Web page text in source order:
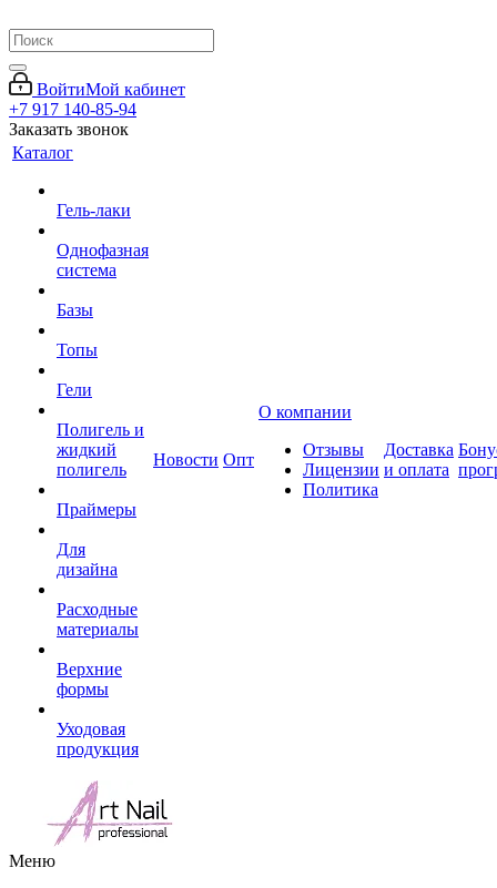
ВойтиМой кабинет
+7 917 140-85-94
Заказать звонок
Каталог
Гель-лаки
Однофазная
система
Базы
Топы
Гели
Полигель и
жидкий
полигель
Праймеры
Для
дизайна
Расходные
материалы
Верхние
формы
Уходовая
продукция
Новости Опт
О компании
Отзывы
Лицензии
Политика
Доставка
и оплата
Меню